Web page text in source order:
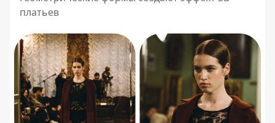
платьев